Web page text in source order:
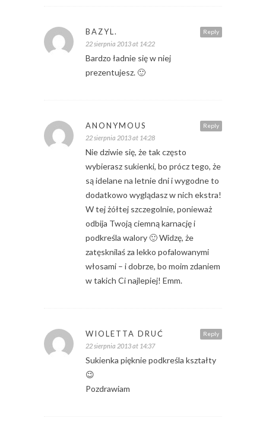
Reply
BAZYL.
22 sierpnia 2013 at 14:22
Bardzo ładnie się w niej
prezentujesz. 🙂
Reply
ANONYMOUS
22 sierpnia 2013 at 14:28
Nie dziwie się, że tak często
wybierasz sukienki, bo prócz tego, że
są idelane na letnie dni i wygodne to
dodatkowo wyglądasz w nich ekstra!
W tej żółtej szczegolnie, ponieważ
odbija Twoją ciemną karnację i
podkreśla walory 🙂 Widzę, że
zatęsknilaś za lekko pofalowanymi
włosami – i dobrze, bo moim zdaniem
w takich Ci najlepiej! Emm.
Reply
WIOLETTA DRUĆ
22 sierpnia 2013 at 14:37
Sukienka pięknie podkreśla kształty
😉
Pozdrawiam